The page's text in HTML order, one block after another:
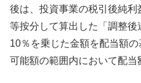
後は、投資事業の税引後純
等按分して算出した「調整後
10％を乗じた金額を配当額
可能額の範囲内において配当